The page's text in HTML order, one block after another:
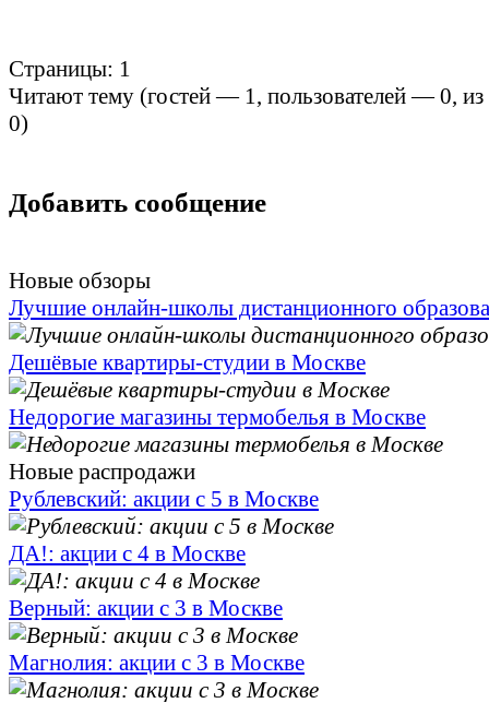
Страницы: 1
Читают тему (гостей — 1, пользователей —0,
0)
Добавить сообщение
Новые обзоры
Лучшие онлайн-школы дистанционного
Дешёвые квартиры-студии в Москве
Недорогие магазины термобелья в Москве
Новые распродажи
Рублевский: акции с 5 в Москве
ДА!: акции с 4 в Москве
Верный: акции с 3 в Москве
Магнолия: акции с 3 в Москве